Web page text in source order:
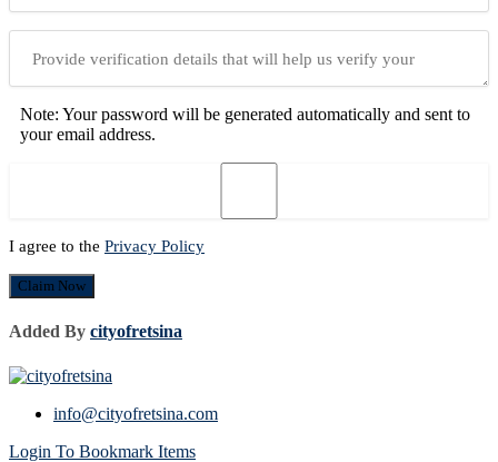
Note: Your password will be generated automatically and sent to
your email address.
I agree to the Privacy Policy
Claim Now
Added By cityofretsina
info@cityofretsina.com
Login To Bookmark Items